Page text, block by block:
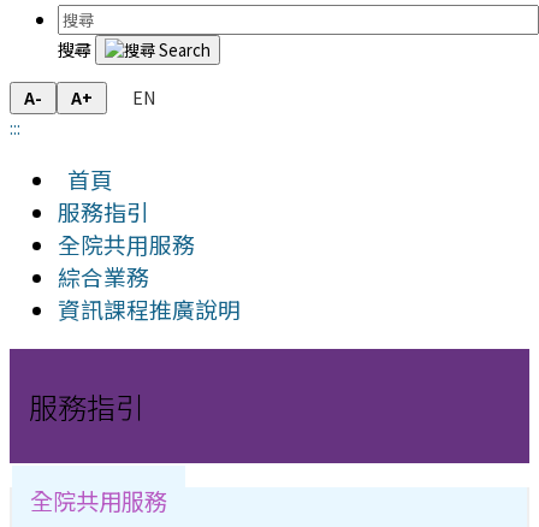
搜尋
A- A+
EN
:::
首頁
服務指引
全院共用服務
綜合業務
資訊課程推廣說明
服務指引
全院共用服務